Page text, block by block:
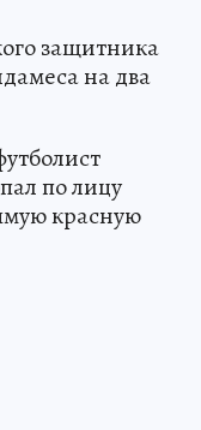
защитника
на два
по лицу
красную